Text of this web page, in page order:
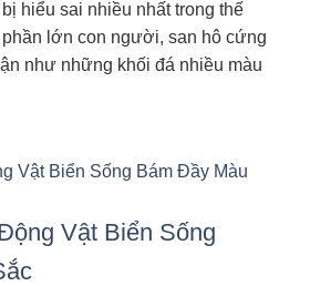
hiểu sai nhiều nhất trong thế
lớn con người, san hô cứng
như những khối đá nhiều màu
Vật Biển Sống